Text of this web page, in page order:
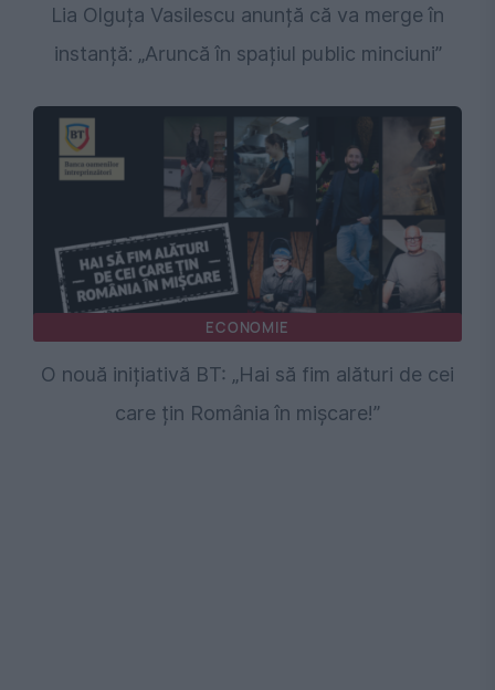
Lia Olguța Vasilescu anunță că va merge în
instanță: „Aruncă în spațiul public minciuni”
ECONOMIE
O nouă inițiativă BT: „Hai să fim alături de cei
care țin România în mișcare!”